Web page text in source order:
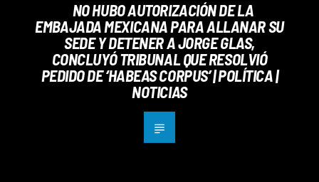
NO HUBO AUTORIZACIÓN DE LA
EMBAJADA MEXICANA PARA ALLANAR SU
SEDE Y DETENER A JORGE GLAS,
CONCLUYÓ TRIBUNAL QUE RESOLVIÓ
PEDIDO DE ‘HABEAS CORPUS’ | POLÍTICA |
NOTICIAS